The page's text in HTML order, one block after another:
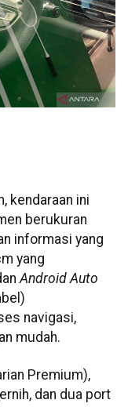
kendaraan ini
berukuran
informasi yang
yang
Android Auto
navigasi,
mudah.
Premium),
dan dua port